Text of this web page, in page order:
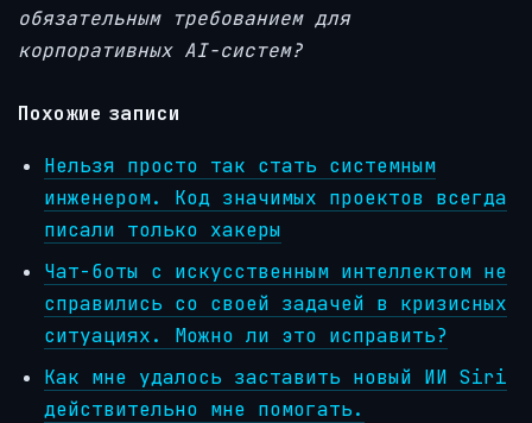
обязательным требованием для
корпоративных AI-систем?
Похожие записи
Нельзя просто так стать системным
инженером. Код значимых проектов всегда
писали только хакеры
Чат-боты с искусственным интеллектом не
справились со своей задачей в кризисных
ситуациях. Можно ли это исправить?
Как мне удалось заставить новый ИИ Siri
действительно мне помогать.